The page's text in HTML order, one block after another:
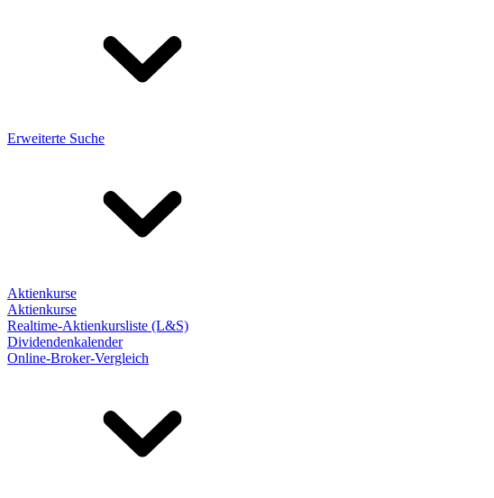
Erweiterte Suche
Aktienkurse
Aktienkurse
Realtime-Aktienkursliste (L&S)
Dividendenkalender
Online-Broker-Vergleich